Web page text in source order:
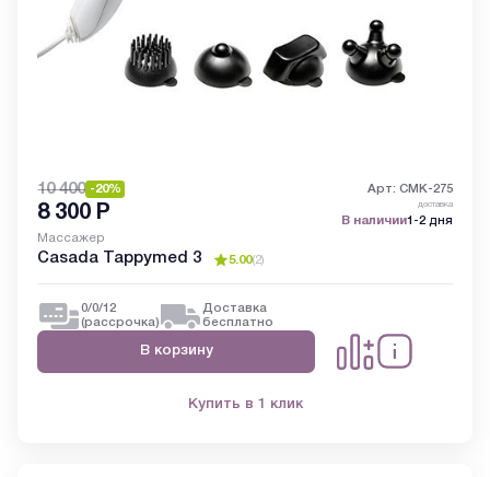
10 400 -20% Арт: CMK-275
8 300 Р доставка
В наличии1-2 дня
Массажер
Casada Tappymed 3 5.00(2)
0/0/12
(рассрочка)
Доставка
бесплатно
В корзину
Купить в 1 клик